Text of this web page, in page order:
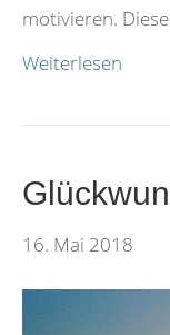
motivieren.
Weiterlesen
16. Mai 2018